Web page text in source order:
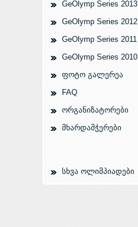
GeOlymp Series 2013
GeOlymp Series 2012
GeOlymp Series 2011
GeOlymp Series 2010
ფოტო გალერეა
FAQ
ორგანიზატორები
მხარდამჭერები
სხვა ოლიმპიადები